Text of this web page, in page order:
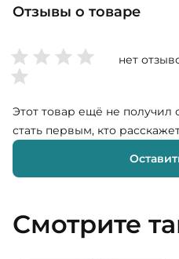
Отзывы о товаре
нет
Этот товар ещё не получил
стать первым, кто
Смотрите